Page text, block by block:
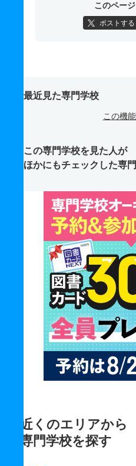
このペー
ポストする
最近見た専門学校
この機
この専門学校を見た人が
ほかにもチェックした専
近くのエリアから
専門学校を探す